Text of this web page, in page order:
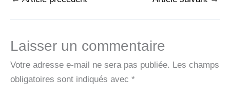
Laisser un commentaire
Votre adresse e-mail ne sera pas publiée. Les champs
obligatoires sont indiqués avec *